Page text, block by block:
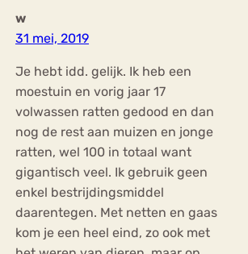
w
31 mei, 2019
Je hebt idd. gelijk. Ik heb een
moestuin en vorig jaar 17
volwassen ratten gedood en dan
nog de rest aan muizen en jonge
ratten, wel 100 in totaal want
gigantisch veel. Ik gebruik geen
enkel bestrijdingsmiddel
daarentegen. Met netten en gaas
kom je een heel eind, zo ook met